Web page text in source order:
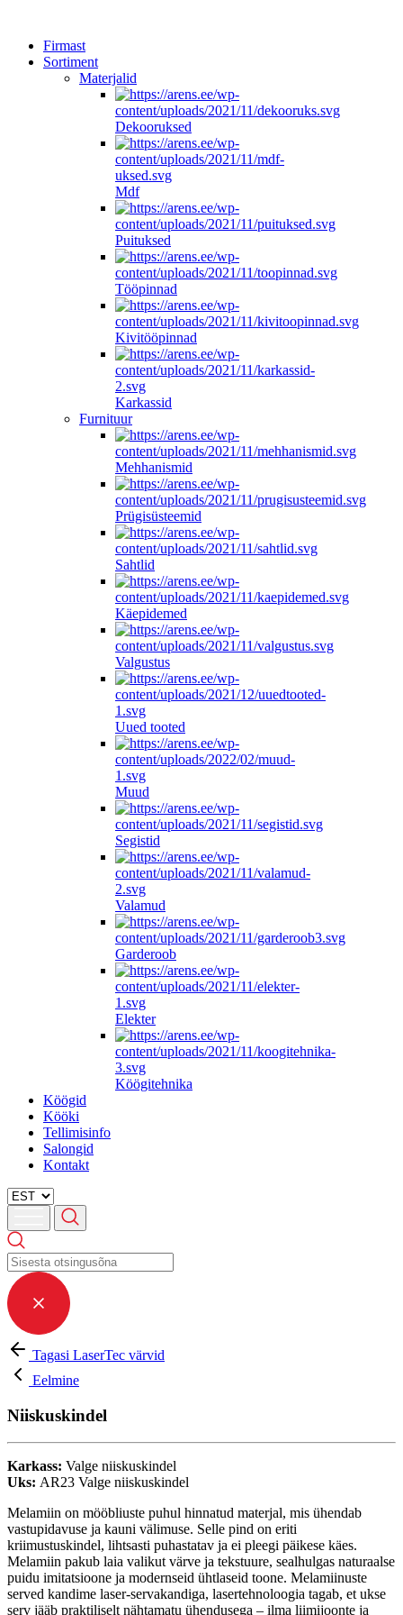
Firmast
Sortiment
Materjalid
Dekooruksed
Mdf
Puituksed
Tööpinnad
Kivitööpinnad
Karkassid
Furnituur
Mehhanismid
Prügisüsteemid
Sahtlid
Käepidemed
Valgustus
Uued tooted
Muud
Segistid
Valamud
Garderoob
Elekter
Köögitehnika
Köögid
Kööki
Tellimisinfo
Salongid
Kontakt
Tagasi LaserTec värvid
Eelmine
Niiskuskindel
Karkass: Valge niiskuskindel
Uks: AR23 Valge niiskuskindel
Melamiin on mööbliuste puhul hinnatud materjal, mis ühendab
vastupidavuse ja kauni välimuse. Selle pind on eriti
kriimustuskindel, lihtsasti puhastatav ja ei pleegi päikese käes.
Melamiin pakub laia valikut värve ja tekstuure, sealhulgas naturaalse
puidu imitatsioone ja modernseid ühtlaseid toone. Melamiinuste
served kandime laser-servakandiga, lasertehnoloogia tagab, et ukse
serv jääb praktiliselt nähtamatu ühendusega – ilma liimijoonte ja